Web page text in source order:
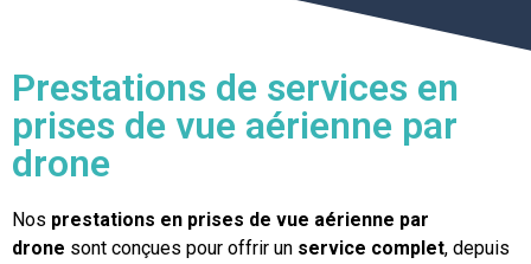
Prestations de services en
prises de vue aérienne par
drone
Nos prestations en prises de vue aérienne par
drone sont conçues pour offrir un service complet, depuis